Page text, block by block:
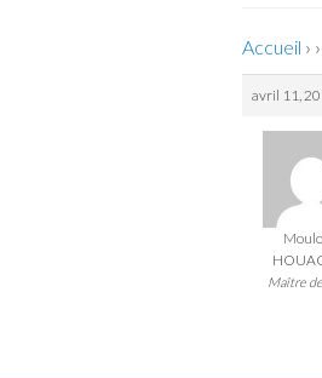
Accueil › ›
avril 11,
Maître